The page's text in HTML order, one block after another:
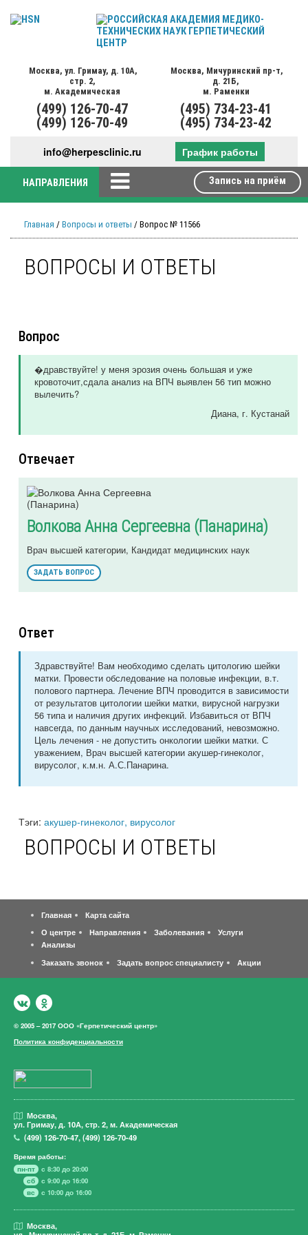
Москва, ул. Гримау, д. 10А,
стр. 2,
м. Академическая
(499) 126-70-47
(499) 126-70-49
Москва, Мичуринский пр-т,
д. 21Б,
м. Раменки
(495) 734-23-41
(495) 734-23-42
info@herpesclinic.ru График работы
НАПРАВЛЕНИЯ Запись на приём
Главная / Вопросы и ответы / Вопрос № 11566
ВОПРОСЫ И ОТВЕТЫ
Вопрос
�дравствуйте! у меня эрозия очень большая и уже
кровоточит,сдала анализ на ВПЧ выявлен 56 тип можно
вылечить?
Диана, г. Кустанай
Отвечает
Волкова Анна Сергеевна (Панарина)
Врач высшей категории, Кандидат медицинских наук
ЗАДАТЬ ВОПРОС
Ответ
Здравствуйте! Вам необходимо сделать цитологию шейки
матки. Провести обследование на половые инфекции, в.т.
полового партнера. Лечение ВПЧ проводится в зависимости
от результатов цитологии шейки матки, вирусной нагрузки
56 типа и наличия других инфекций. Избавиться от ВПЧ
навсегда, по данным научных исследований, невозможно.
Цель лечения - не допустить онкологии шейки матки. С
уважением, Врач высшей категории акушер-гинеколог,
вирусолог, к.м.н. А.С.Панарина.
Тэги: акушер-гинеколог, вирусолог
ВОПРОСЫ И ОТВЕТЫ
Главная
Карта сайта
О центре
Направления Заболевания
Услуги
Анализы
Заказать звонок
Задать вопрос специалисту Акции
© 2005 – 2017 ООО «Герпетический центр»
Политика конфиденциальности
Москва,
ул. Гримау, д. 10А, стр. 2, м. Академическая
(499)126-70-47,(499)126-70-49
Время работы:
пн-пт
с 8:30 до 20:00
сб
с 9:00 до 16:00
вс
с 10:00 до 16:00
Москва,